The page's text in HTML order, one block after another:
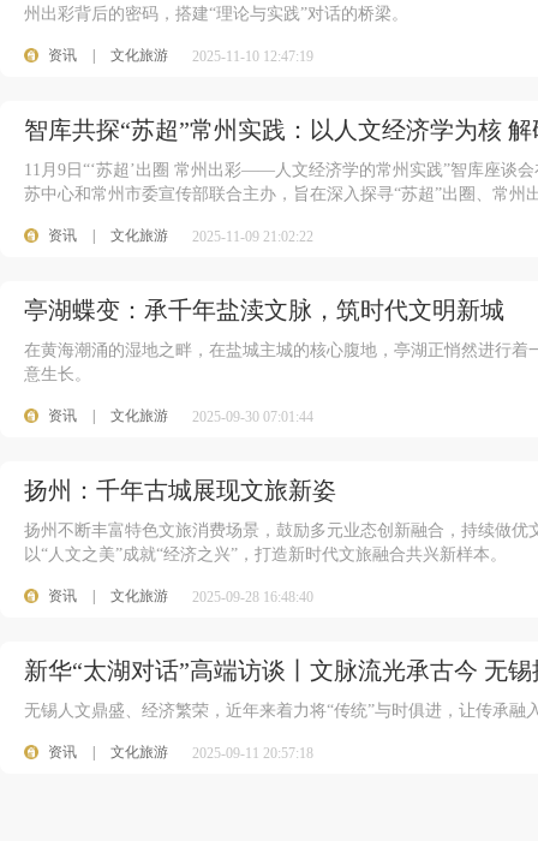
州出彩背后的密码，搭建“理论与实践”对话的桥梁。
资讯 文化旅游 2025-11-10 12:47:19
智库共探“苏超”常州实践：以人文经济学为核
11月9日“‘苏超’出圈 常州出彩——人文经济学的常州实践”智库座谈
苏中心和常州市委宣传部联合主办，旨在深入探寻“苏超”出圈、常州
资讯 文化旅游 2025-11-09 21:02:22
亭湖蝶变：承千年盐渎文脉，筑时代文明新城
在黄海潮涌的湿地之畔，在盐城主城的核心腹地，亭湖正悄然进行
意生长。
资讯 文化旅游 2025-09-30 07:01:44
扬州：千年古城展现文旅新姿
扬州不断丰富特色文旅消费场景，鼓励多元业态创新融合，持续做
以“人文之美”成就“经济之兴”，打造新时代文旅融合共兴新样本。
资讯 文化旅游 2025-09-28 16:48:40
新华“太湖对话”高端访谈丨文脉流光承古今 无
无锡人文鼎盛、经济繁荣，近年来着力将“传统”与时俱进，让传承融
资讯 文化旅游 2025-09-11 20:57:18